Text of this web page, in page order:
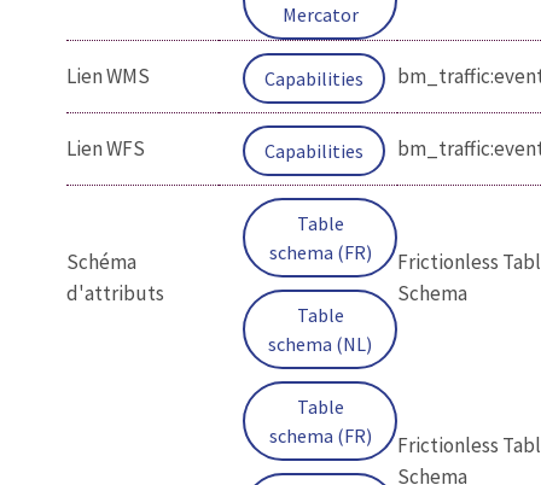
Mercator
Lien WMS Capabilities
Lien WFS Capabilities
Schéma
d'attributs
Table
schema (FR)
Table
schema (NL)
Frictionless
Schema
Table
schema (FR)
Frictionless
Schema